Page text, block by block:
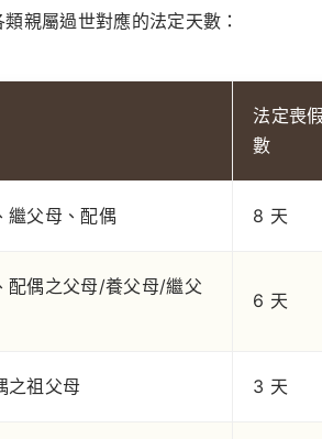
親屬過世對應的法定天數：
法定喪
數
繼父母、配偶 8 天
配偶之父母/養父母/繼父
6 天
之祖父母 3 天